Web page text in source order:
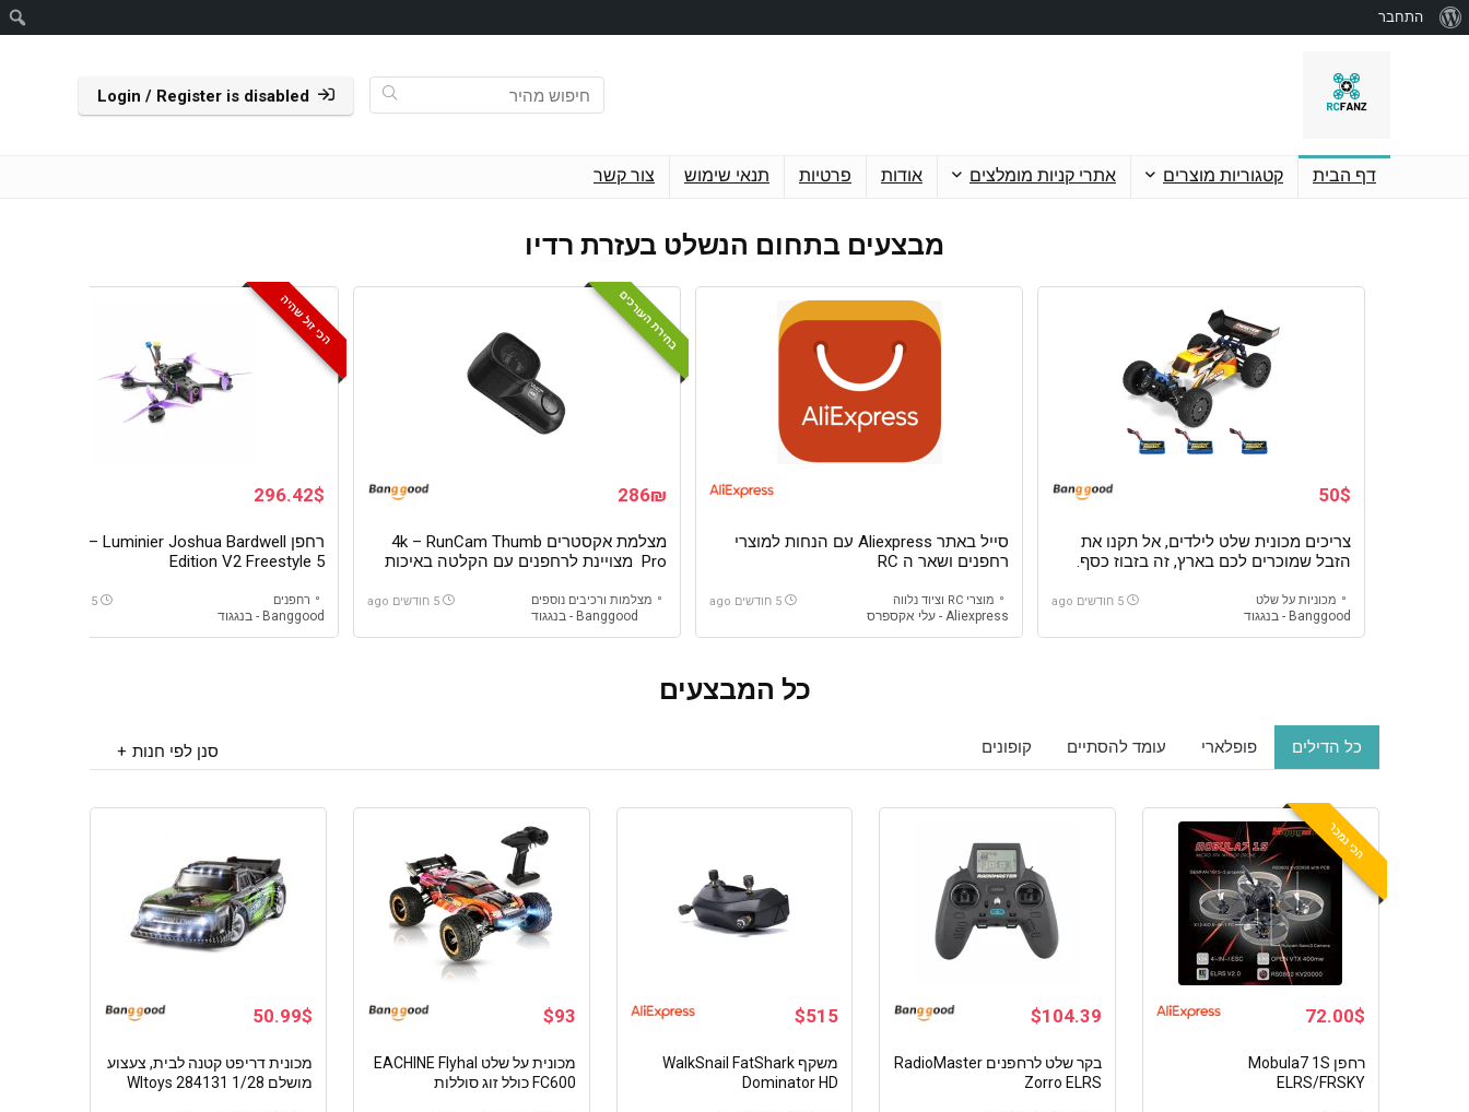
התחבר
Login / Register is disabled
דף הבית קטגוריות מוצרים אתרי קניות מומלצים אודות פרטיות תנאי שימוש צור קשר
מבצעים בתחום הנשלט בעזרת רדיו
50$
צריכים מכונית שלט לילדים, אל תקנו את
הזבל שמוכרים לכם בארץ, זה בזבוז כסף.
מכוניות על שלט
Banggood - בנגגוד
5 חודשים ago
סייל באתר Aliexpress עם הנחות למוצרי
רחפנים ושאר ה RC
מוצרי RC וציוד נלווה
Aliexpress - עלי אקספרס
5 חודשים ago
בחירת העורכים
286₪
מצלמת אקסטרים 4k – RunCam Thumb
Pro מצויינת לרחפנים עם הקלטה באיכות
מצלמות ורכיבים נוספים
Banggood - בנגגוד
5 חודשים ago
הכי זול שהיה
296.42$
רחפן FPV – Luminier Joshua Bardwell
Edition V2 Freestyle 5
רחפנים
Banggood - בנגגוד
5 חודשים ago
כל המבצעים
כל הדילים פופלארי עומד להסתיים קופונים סנן לפי חנות
הכי נמכר
72.00$
רחפן Mobula7 1S
ELRS/FRSKY
$104.39
בקר שלט לרחפנים RadioMaster
Zorro ELRS
$515
משקף WalkSnail FatShark
Dominator HD
$93
מכונית על שלט EACHINE Flyhal
FC600 כולל זוג סוללות
50.99$
מכונית דריפט קטנה לבית, צעצוע
מושלם Wltoys 284131 1/28